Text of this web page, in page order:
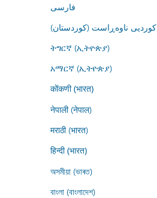
فارسى
کوردیی ناوەڕاست (کوردستان)
ትግርኛ (ኢትዮጵያ)
አማርኛ (ኢትዮጵያ)
कोंकणी (भारत)
नेपाली (नेपाल)
मराठी (भारत)
हिन्दी (भारत)
অসমীয়া (ভাৰত)
বাংলা (বাংলাদেশ)